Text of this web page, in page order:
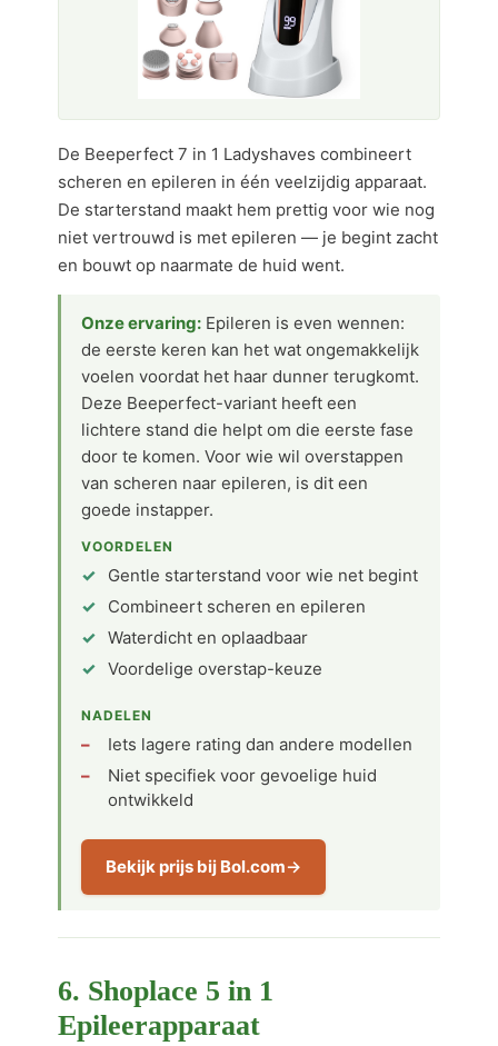
De Beeperfect 7 in 1 Ladyshaves combineert
scheren en epileren in één veelzijdig apparaat.
De starterstand maakt hem prettig voor wie nog
niet vertrouwd is met epileren — je begint zacht
en bouwt op naarmate de huid went.
Onze ervaring: Epileren is even wennen:
de eerste keren kan het wat ongemakkelijk
voelen voordat het haar dunner terugkomt.
Deze Beeperfect-variant heeft een
lichtere stand die helpt om die eerste fase
door te komen. Voor wie wil overstappen
van scheren naar epileren, is dit een
goede instapper.
VOORDELEN
Gentle starterstand voor wie net begint
Combineert scheren en epileren
Waterdicht en oplaadbaar
Voordelige overstap-keuze
NADELEN
Iets lagere rating dan andere modellen
Niet specifiek voor gevoelige huid
ontwikkeld
Bekijk prijs bij Bol.com
6. Shoplace 5 in 1
Epileerapparaat